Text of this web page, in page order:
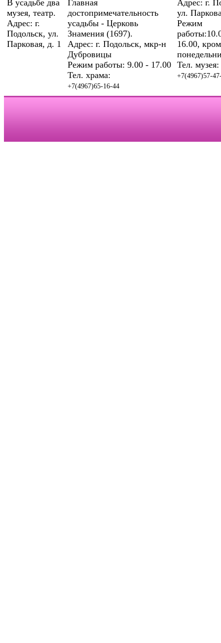
В усадьбе два
музея, театр.
Адрес: г.
Подольск, ул.
Парковая, д. 1
Главная
достопримечательность
усадьбы - Церковь
Знамения (1697).
Адрес: г. Подольск, мкр-н
Дубровицы
Режим работы: 9.00 - 17.00
Тел. храма:
+7(4967)65-16-44
Адрес: г.
ул.
Режим
16.00,
Тел. музея:
+7(4967)57-